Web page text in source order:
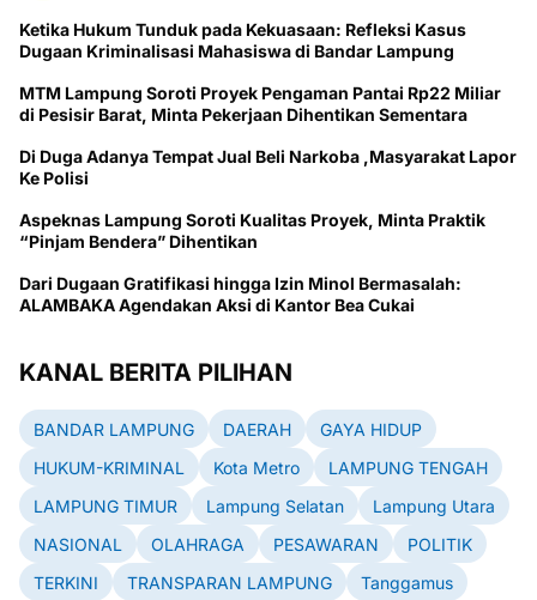
Ketika Hukum Tunduk pada Kekuasaan: Refleksi Kasus
Dugaan Kriminalisasi Mahasiswa di Bandar Lampung
MTM Lampung Soroti Proyek Pengaman Pantai Rp22 Miliar
di Pesisir Barat, Minta Pekerjaan Dihentikan Sementara
Di Duga Adanya Tempat Jual Beli Narkoba ,Masyarakat Lapor
Ke Polisi
Aspeknas Lampung Soroti Kualitas Proyek, Minta Praktik
“Pinjam Bendera” Dihentikan
Dari Dugaan Gratifikasi hingga Izin Minol Bermasalah:
ALAMBAKA Agendakan Aksi di Kantor Bea Cukai
KANAL BERITA PILIHAN
BANDAR LAMPUNG DAERAH
GAYA HIDUP
HUKUM-KRIMINAL
Kota Metro
LAMPUNG TENGAH
LAMPUNG TIMUR
Lampung Selatan
Lampung Utara
NASIONAL
OLAHRAGA PESAWARAN
POLITIK
TERKINI
TRANSPARAN LAMPUNG
Tanggamus